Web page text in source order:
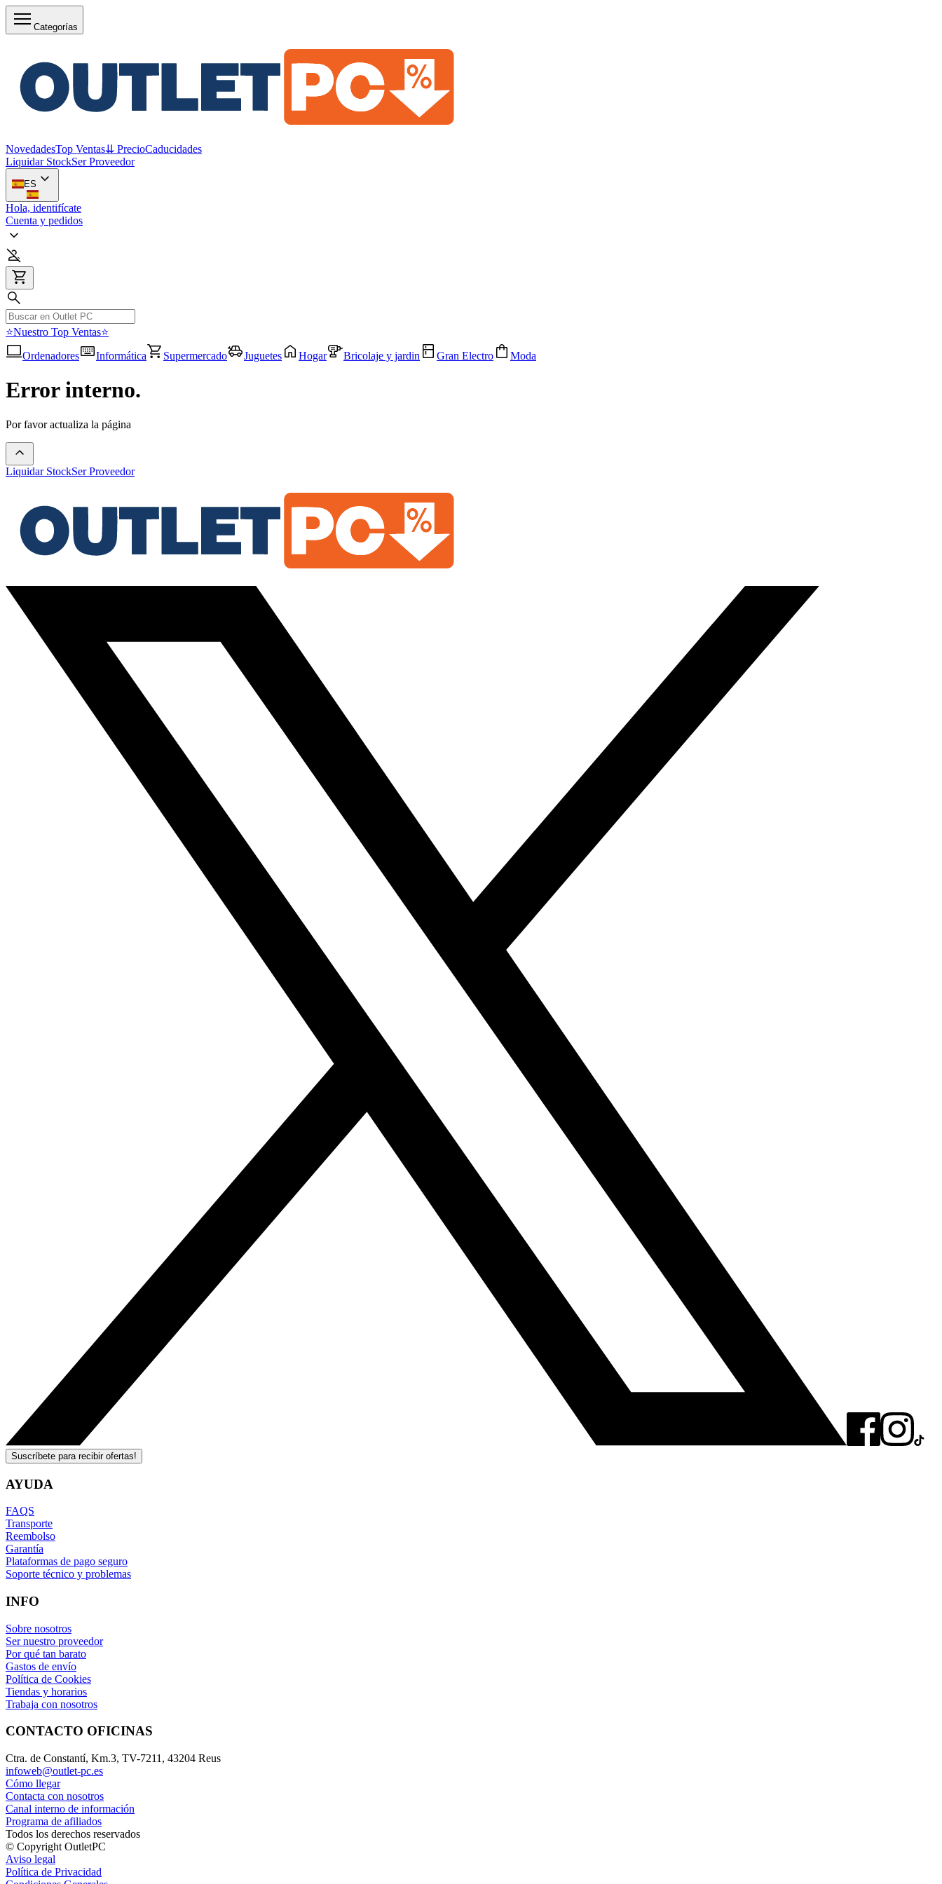
Categorías
NovedadesTop Ventas⇊ PrecioCaducidades
Liquidar StockSer Proveedor
ES
Hola, identifícate
Cuenta y pedidos
⭐Nuestro Top Ventas⭐
Ordenadores
Informática Supermercado Juguetes Hogar Bricolaje y jardin Gran Electro Moda
Error interno.
Por favor actualiza la página
Liquidar StockSer Proveedor
Suscríbete para recibir ofertas!
AYUDA
FAQS
Transporte
Reembolso
Garantía
Plataformas de pago seguro
Soporte técnico y problemas
INFO
Sobre nosotros
Ser nuestro proveedor
Por qué tan barato
Gastos de envío
Política de Cookies
Tiendas y horarios
Trabaja con nosotros
CONTACTO OFICINAS
Ctra. de Constantí, Km.3, TV-7211, 43204 Reus
infoweb@outlet-pc.es
Cómo llegar
Contacta con nosotros
Canal interno de información
Programa de afiliados
Todos los derechos reservados
© Copyright OutletPC
Aviso legal
Política de Privacidad